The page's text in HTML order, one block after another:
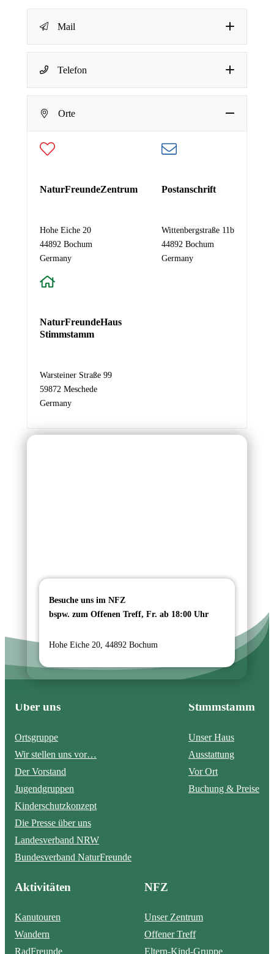
Mail
E
-
M
l
d
r
e
s
a
r
i
c
t
E-Mail-Adresse
Absenden
Telefon
Orte
NaturFreundeZentrum
Hohe Eiche 20
44892 Bochum
Germany
Postanschrift
Wittenbergstraße 11b
44892 Bochum
Germany
NaturFreundeHaus
Stimmstamm
Warsteiner Straße 99
59872 Meschede
Germany
Besuche uns im NFZ
bspw. zum Offenen Treff, Fr. ab 18:00 Uhr
Hohe Eiche 20, 44892 Bochum
Über uns
Ortsgruppe
Wir stellen uns vor…
Der Vorstand
Jugendgruppen
Kinderschutzkonzept
Die Presse über uns
Landesverband NRW
Bundesverband NaturFreunde
Stimmstamm
Unser Haus
Ausstattung
Vor Ort
Buchung & Preise
Aktivitäten
Kanutouren
Wandern
RadFreunde
NFZ
Unser Zentrum
Offener Treff
Eltern-Kind-Gruppe